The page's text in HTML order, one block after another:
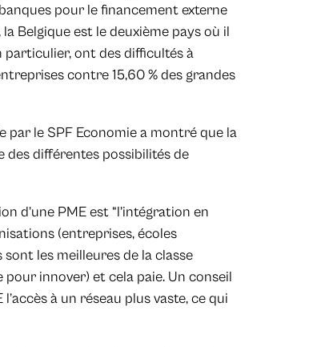
pour le financement externe
Belgique est le deuxième pays où il
particulier, ont des difficultés à
contre 15,60 % des grandes
par le SPF Economie a montré que la
des différentes possibilités de
d’une PME est “l’intégration en
(entreprises, écoles
les meilleures de la classe
innover) et cela paie. Un conseil
à un réseau plus vaste, ce qui